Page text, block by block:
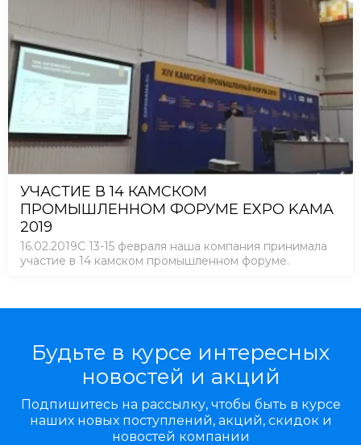
УЧАСТИЕ В 14 КАМСКОМ
ПРОМЫШЛЕННОМ ФОРУМЕ EXPO KAMA
2019
16.02.2019С 13-15 февраля наша компания принимала
участие в 14 камском промышленном форуме.
Будьте в курсе интересных
новостей и акций
Подпишитесь на рассылку, чтобы быть в курсе
наших новых поступлений, акций, скидок и
новостей компании